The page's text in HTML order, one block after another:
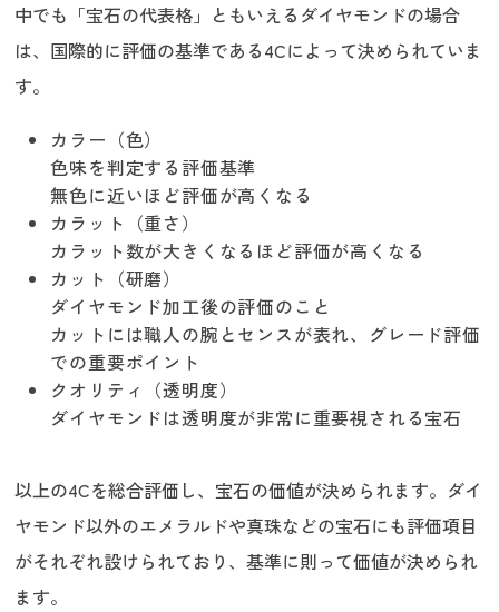
中でも「宝石の代表格」ともいえるダイヤモンドの場合
は、国際的に評価の基準である4Cによって決められていま
す。
カラー（色）
色味を判定する評価基準
無色に近いほど評価が高くなる
カラット（重さ）
カラット数が大きくなるほど評価が高くなる
カット（研磨）
ダイヤモンド加工後の評価のこと
カットには職人の腕とセンスが表れ、グレード評価
での重要ポイント
クオリティ（透明度）
ダイヤモンドは透明度が非常に重要視される宝石
以上の4Cを総合評価し、宝石の価値が決められます。ダイ
ヤモンド以外のエメラルドや真珠などの宝石にも評価項目
がそれぞれ設けられており、基準に則って価値が決められ
ます。